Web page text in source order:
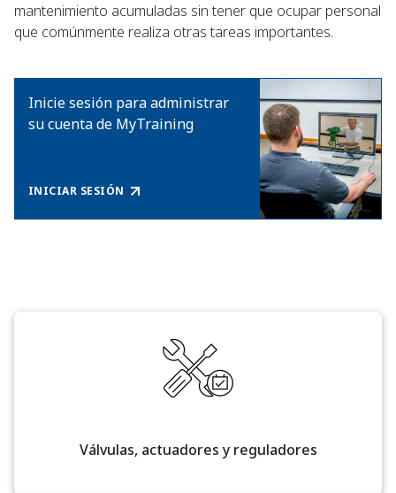
mantenimiento acumuladas sin tener que ocupar personal
que comúnmente realiza otras tareas importantes.
Inicie sesión para administrar
su cuenta de MyTraining
INICIAR SESIÓN
Válvulas, actuadores y reguladores